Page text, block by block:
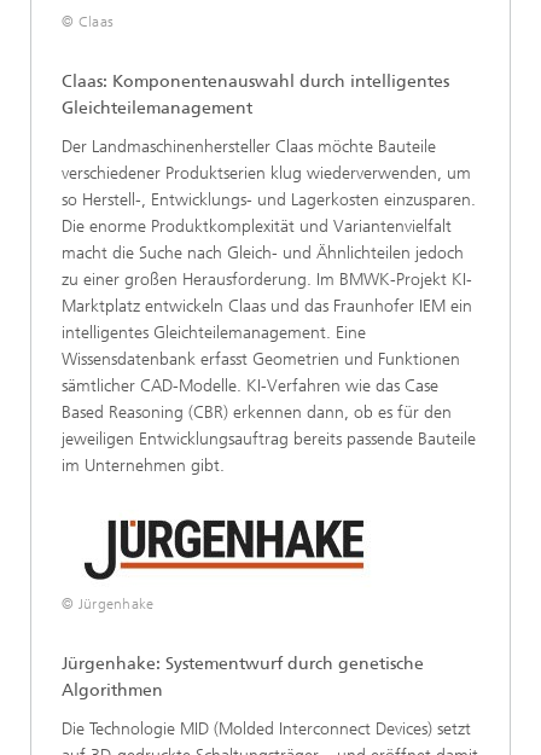
© Claas
Claas: Komponentenauswahl durch intelligentes
Gleichteilemanagement
Der Landmaschinenhersteller Claas möchte Bauteile
verschiedener Produktserien klug wiederverwenden, um
so Herstell-, Entwicklungs- und Lagerkosten einzusparen.
Die enorme Produktkomplexität und Variantenvielfalt
macht die Suche nach Gleich- und Ähnlichteilen jedoch
zu einer großen Herausforderung. Im BMWK-Projekt KI-
Marktplatz entwickeln Claas und das Fraunhofer IEM ein
intelligentes Gleichteilemanagement. Eine
Wissensdatenbank erfasst Geometrien und Funktionen
sämtlicher CAD-Modelle. KI-Verfahren wie das Case
Based Reasoning (CBR) erkennen dann, ob es für den
jeweiligen Entwicklungsauftrag bereits passende Bauteile
im Unternehmen gibt.
© Jürgenhake
Jürgenhake: Systementwurf durch genetische
Algorithmen
Die Technologie MID (Molded Interconnect Devices) setzt